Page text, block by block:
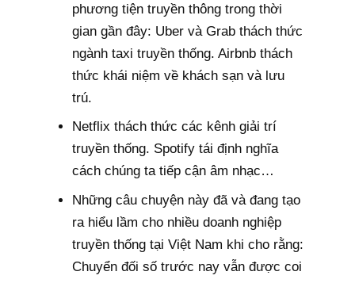
phương tiện truyền thông trong thời
gian gần đây: Uber và Grab thách thức
ngành taxi truyền thống. Airbnb thách
thức khái niệm về khách sạn và lưu
trú.
Netflix thách thức các kênh giải trí
truyền thống. Spotify tái định nghĩa
cách chúng ta tiếp cận âm nhạc…
Những câu chuyện này đã và đang tạo
ra hiểu lầm cho nhiều doanh nghiệp
truyền thống tại Việt Nam khi cho rằng:
Chuyển đối số trước nay vẫn được coi